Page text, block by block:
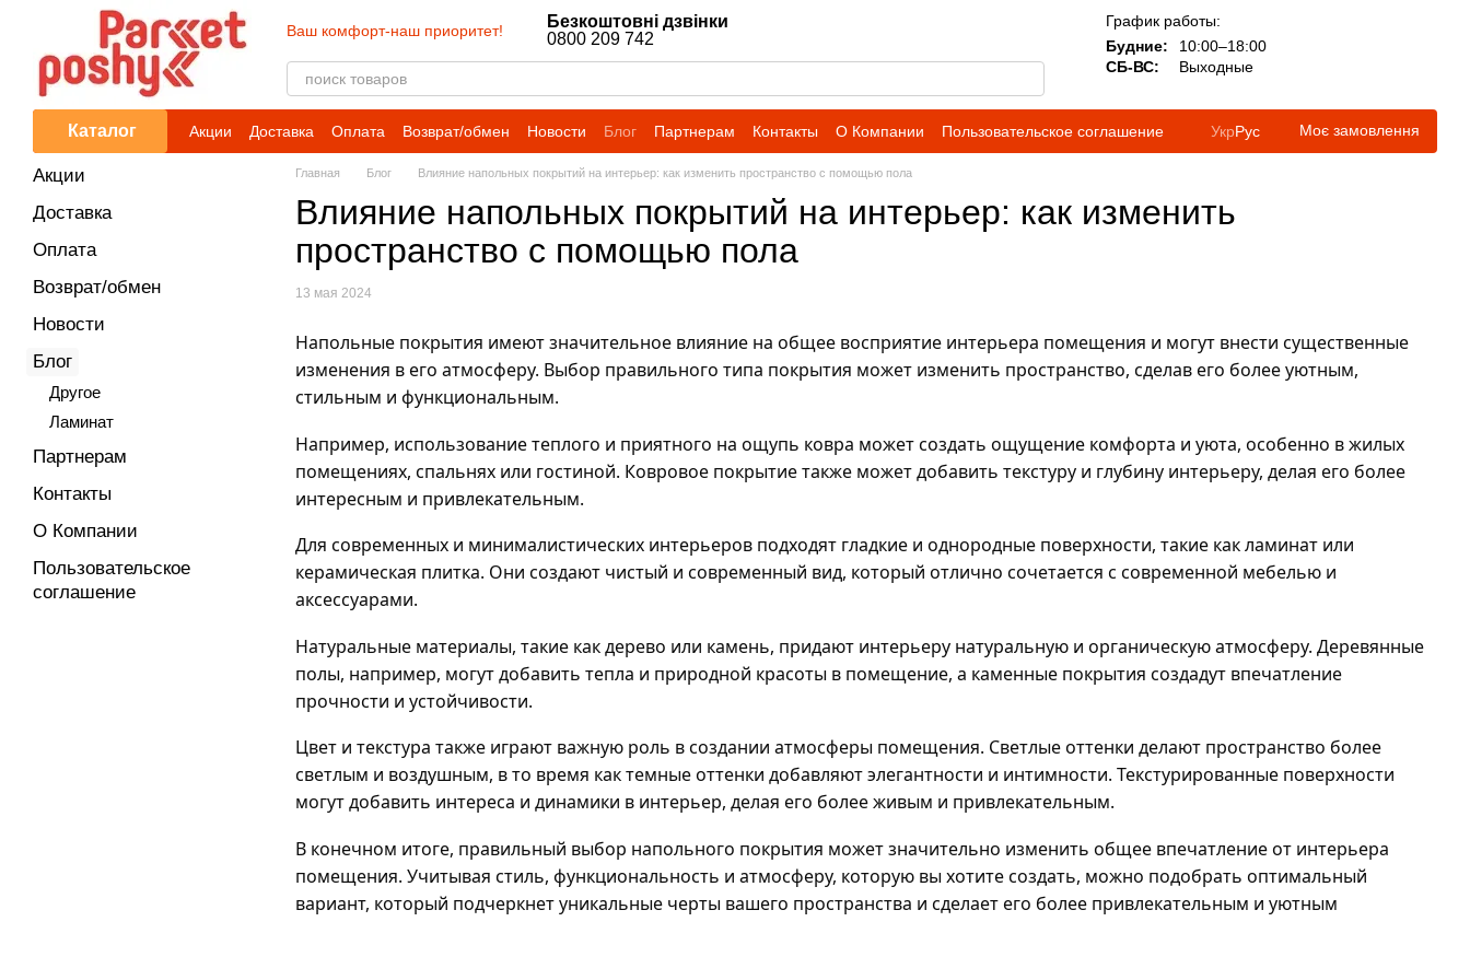
Перейти к основному контенту
Ваш комфорт-наш приоритет!
Безкоштовні дзвінки
0800 209 742
График работы:
Будние:
10:00–18:00
СБ-ВС:
Выходные
Каталог Акции Доставка Оплата Возврат/обмен Новости Блог Партнерам Контакты О Компании Пользовательское соглашение УкрРус Моє замовлення
Главная Блог Влияние напольных покрытий на интерьер: как изменить пространство с помощью пола
Влияние напольных покрытий на интерьер: как изменить
пространство с помощью пола
13 мая 2024
Напольные покрытия имеют значительное влияние на общее восприятие интерьера помещения и могут внести существенные
изменения в его атмосферу. Выбор правильного типа покрытия может изменить пространство, сделав его более уютным,
стильным и функциональным.
Например, использование теплого и приятного на ощупь ковра может создать ощущение комфорта и уюта, особенно в жилых
помещениях, спальнях или гостиной. Ковровое покрытие также может добавить текстуру и глубину интерьеру, делая его более
интересным и привлекательным.
Для современных и минималистических интерьеров подходят гладкие и однородные поверхности, такие как ламинат или
керамическая плитка. Они создают чистый и современный вид, который отлично сочетается с современной мебелью и
аксессуарами.
Натуральные материалы, такие как дерево или камень, придают интерьеру натуральную и органическую атмосферу. Деревянные
полы, например, могут добавить тепла и природной красоты в помещение, а каменные покрытия создадут впечатление
прочности и устойчивости.
Цвет и текстура также играют важную роль в создании атмосферы помещения. Светлые оттенки делают пространство более
светлым и воздушным, в то время как темные оттенки добавляют элегантности и интимности. Текстурированные поверхности
могут добавить интереса и динамики в интерьер, делая его более живым и привлекательным.
В конечном итоге, правильный выбор напольного покрытия может значительно изменить общее впечатление от интерьера
помещения. Учитывая стиль, функциональность и атмосферу, которую вы хотите создать, можно подобрать оптимальный
вариант, который подчеркнет уникальные черты вашего пространства и сделает его более привлекательным и уютным
Акции
Доставка
Оплата
Возврат/обмен
Новости
Блог
Другое
Ламинат
Партнерам
Контакты
О Компании
Пользовательское
соглашение